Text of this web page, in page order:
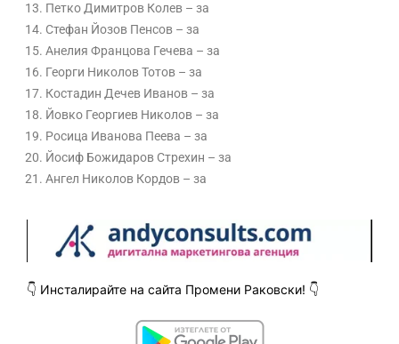
Петко Димитров Колев – за
Стефан Йозов Пенсов – за
Анелия Францова Гечева – за
Георги Николов Тотов – за
Костадин Дечев Иванов – за
Йовко Георгиев Николов – за
Росица Иванова Пеева – за
Йосиф Божидаров Стрехин – за
Ангел Николов Кордов – за
👇 Инсталирайте на сайта Промени Раковски! 👇